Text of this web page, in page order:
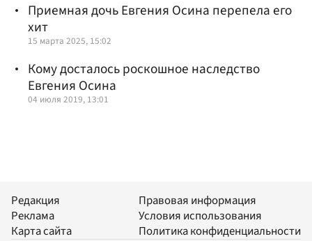
Приемная дочь Евгения Осина перепела его
хит
15 марта 2025, 15:02
Кому досталось роскошное наследство
Евгения Осина
04 июля 2019, 13:01
Редакция
Реклама
Карта сайта
Правовая информация
Условия использования
Политика конфиденциальности